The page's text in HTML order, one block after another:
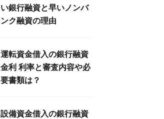
い銀行融資と早いノンバ
ンク融資の理由
運転資金借入の銀行融資
金利 利率と審査内容や必
要書類は？
設備資金借入の銀行融資